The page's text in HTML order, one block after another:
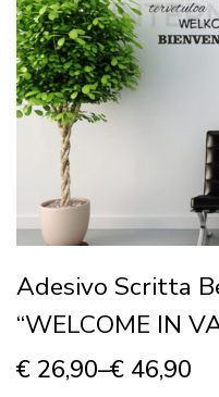
Adesivo Scritta
“WELCOME IN
€ 26,90–€ 46,90